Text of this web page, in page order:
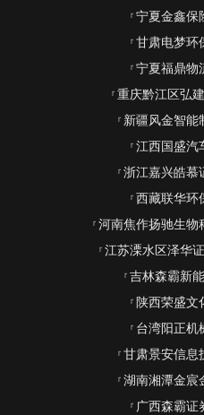
宁夏金鑫保
甘肃电梦环
宁夏福鼎物
重庆黔江区弘
新疆风金智能
江西国盛汽
浙江嘉兴皓慕
西藏联华环
河南焦作扬驰生物
江苏溧水区泽华
吉林森霸新
陕西荣盛文
台湾阳正机
甘肃景安信息
湖南湘潭金宸
广西森霸证